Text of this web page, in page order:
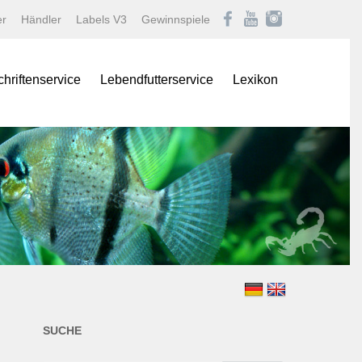
Händler Labels V3 Gewinnspiele
Fachmagazin
Aquarium live
& Teich Magazin
Lebendfutterservice Lexikon
Barben
Buntbarsche
Gartenteich
Goldfische und Koi
Krebse
Labyrinther
SUCHE